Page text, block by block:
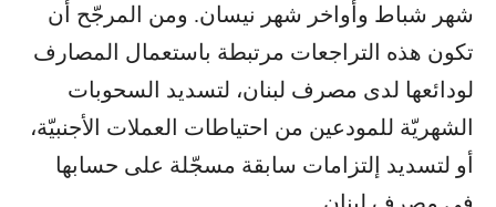
شهر شباط وأواخر شهر نيسان. ومن المرجّح أن
تكون هذه التراجعات مرتبطة باستعمال المصارف
لودائعها لدى مصرف لبنان، لتسديد السحوبات
الشهريّة للمودعين من احتياطات العملات الأجنبيّة،
أو لتسديد إلتزامات سابقة مسجّلة على حسابها